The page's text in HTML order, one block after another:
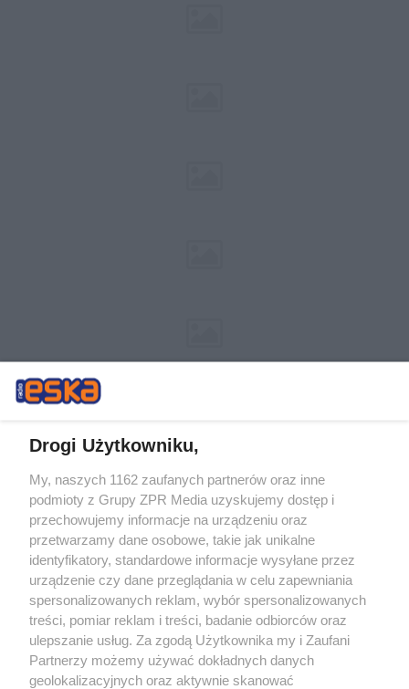
Żaden utwór zamieszczony w serwisie nie może być powielany i
rozpowszechniany lub dalej rozpowszechniany w jakikolwiek sposób (w
tym także elektroniczny lub mechaniczny) na jakimkolwiek polu
eksploatacji w jakiejkolwiek formie, włącznie z umieszczaniem w
Internecie bez pisemnej zgody właściciela praw. Jakiekolwiek użycie lub
wykorzystanie utworów w całości lub w części z naruszeniem prawa,
tzn. bez właściwej zgody, jest zabronione pod groźbą kary i może być
ścigane prawnie.
Drogi Użytkowniku,
My, naszych 1162 zaufanych partnerów oraz inne
podmioty z Grupy ZPR Media uzyskujemy dostęp i
przechowujemy informacje na urządzeniu oraz
przetwarzamy dane osobowe, takie jak unikalne
identyfikatory, standardowe informacje wysyłane przez
urządzenie czy dane przeglądania w celu zapewniania
spersonalizowanych reklam, wybór spersonalizowanych
treści, pomiar reklam i treści, badanie odbiorców oraz
ulepszanie usług. Za zgodą Użytkownika my i Zaufani
Partnerzy możemy używać dokładnych danych
geolokalizacyjnych oraz aktywnie skanować